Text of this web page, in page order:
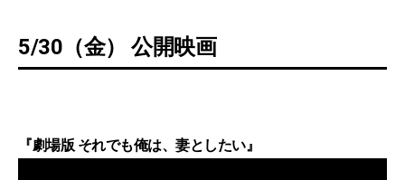
5/30（金） 公開映画
『劇場版 それでも俺は、妻としたい』